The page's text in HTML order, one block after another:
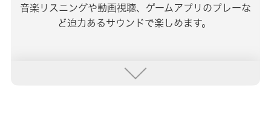
音楽リスニングや動画視聴、ゲームアプリのプレーな
ど迫力あるサウンドで楽しめます。